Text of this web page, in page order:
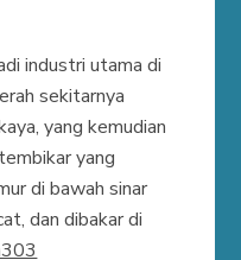
industri utama di
sekitarnya
yang kemudian
yang
di bawah sinar
dan dibakar di